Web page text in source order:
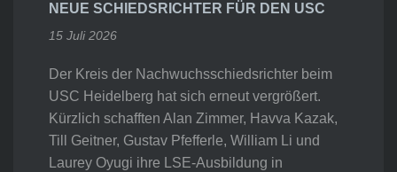
NEUE SCHIEDSRICHTER FÜR DEN USC
15 Juli 2026
Der Kreis der Nachwuchsschiedsrichter beim
USC Heidelberg hat sich erneut vergrößert.
Kürzlich schafften Alan Zimmer, Havva Kazak,
Till Geitner, Gustav Pfefferle, William Li und
Laurey Oyugi ihre LSE-Ausbildung in